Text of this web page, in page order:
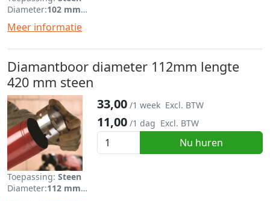
Diameter:102 mm
Lengte:
420 mm
Meer informatie
Diamantboor diameter 112mm lengte
420 mm steen
11,00 /1 dag Excl. BTW
33,00 /1 week Excl. BTW
Nu huren
Toepassing: Steen
Diameter:112 mm